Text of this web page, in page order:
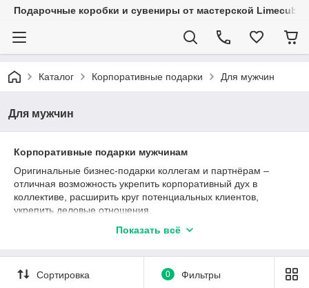
Подарочные коробки и сувениры от мастерской Limecube
Каталог Корпоративные подарки Для мужчин
Для мужчин
Корпоративные подарки мужчинам
Оригинальные бизнес-подарки коллегам и партнёрам –
отличная возможность укрепить корпоративный дух в
коллективе, расширить круг потенциальных клиентов,
укрепить деловые отношения.
В каталоге найдутся по-настоящему оригинальные подарки,
предлагаемых презентах отлично сочетается
индивидуальный подход, яркость оформления и
практичность, которую оценит каждый представитель
Показать всё
Сортировка 0 Фильтры